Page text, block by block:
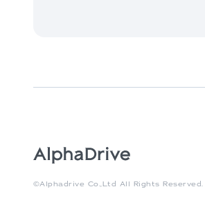
©Alphadrive Co.,Ltd All Rights Reserved.